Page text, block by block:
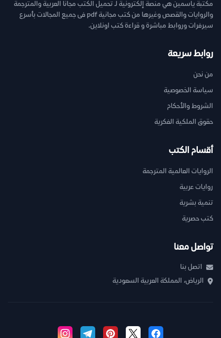
مكتبة ياسمين هي منصة إلكترونية لـ تحميل الكتب مجانا العربية والمترجمة
والروايات والقصص وغيرها من كتب مجانية pdf فى جميع المجالات بأسرع
سيرفرات وروابط مباشرة و قراءة كتب اونلاين.
روابط سريعة
من نحن
سياسة الخصوصية
الشروط والأحكام
حقوق الملكية الفكرية
أقسام الكتب
الروايات العالمية المترجمة
روايات عربية
تنمية بشرية
كتب حصرية
تواصل معنا
اتصل بنا
الرياض، المملكة العربية السعودية